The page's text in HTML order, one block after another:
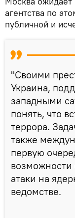
агентства по
публичной и
"Своими
Украина,
западными
понять, что
террора.
также
первую
возможности
атаки на
ведомстве.